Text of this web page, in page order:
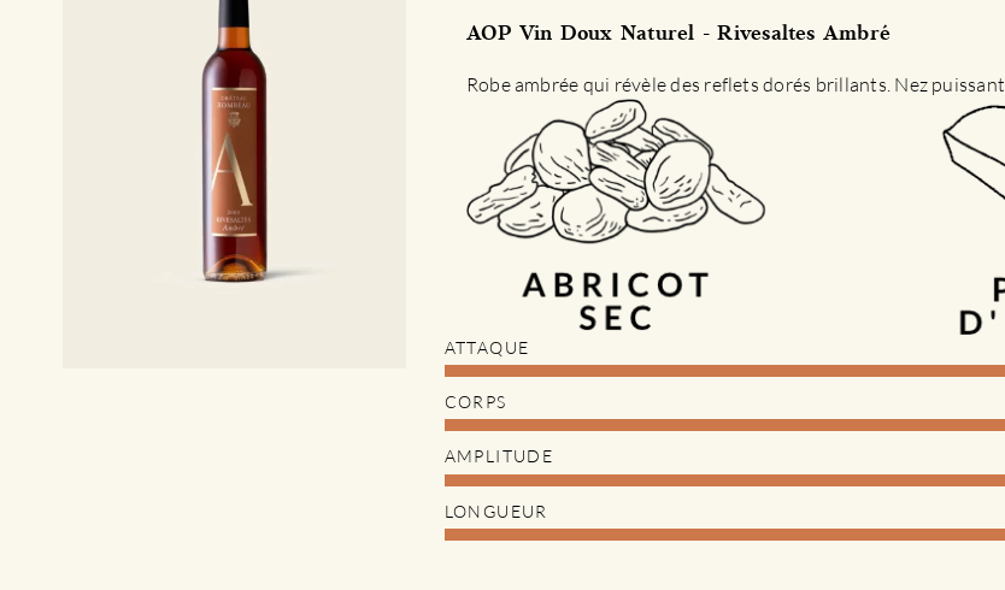
AOP Vin Doux Naturel - Rivesaltes Ambré
Robe ambrée qui révèle des reflets dorés brillants. Nez puissant.
ATTAQUE
CORPS
AMPLITUDE
LONGUEUR